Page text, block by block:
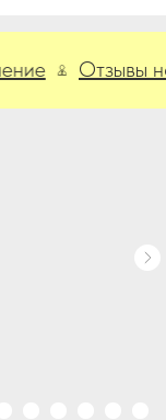
Отзывы наших